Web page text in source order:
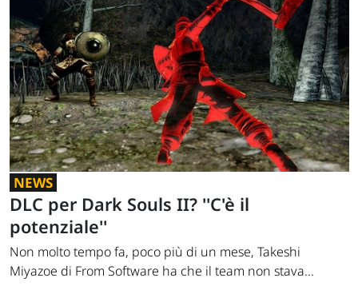
NEWS
DLC per Dark Souls II? ''C'è il
potenziale''
Non molto tempo fa, poco più di un mese, Takeshi
Miyazoe di From Software ha che il team non stava...